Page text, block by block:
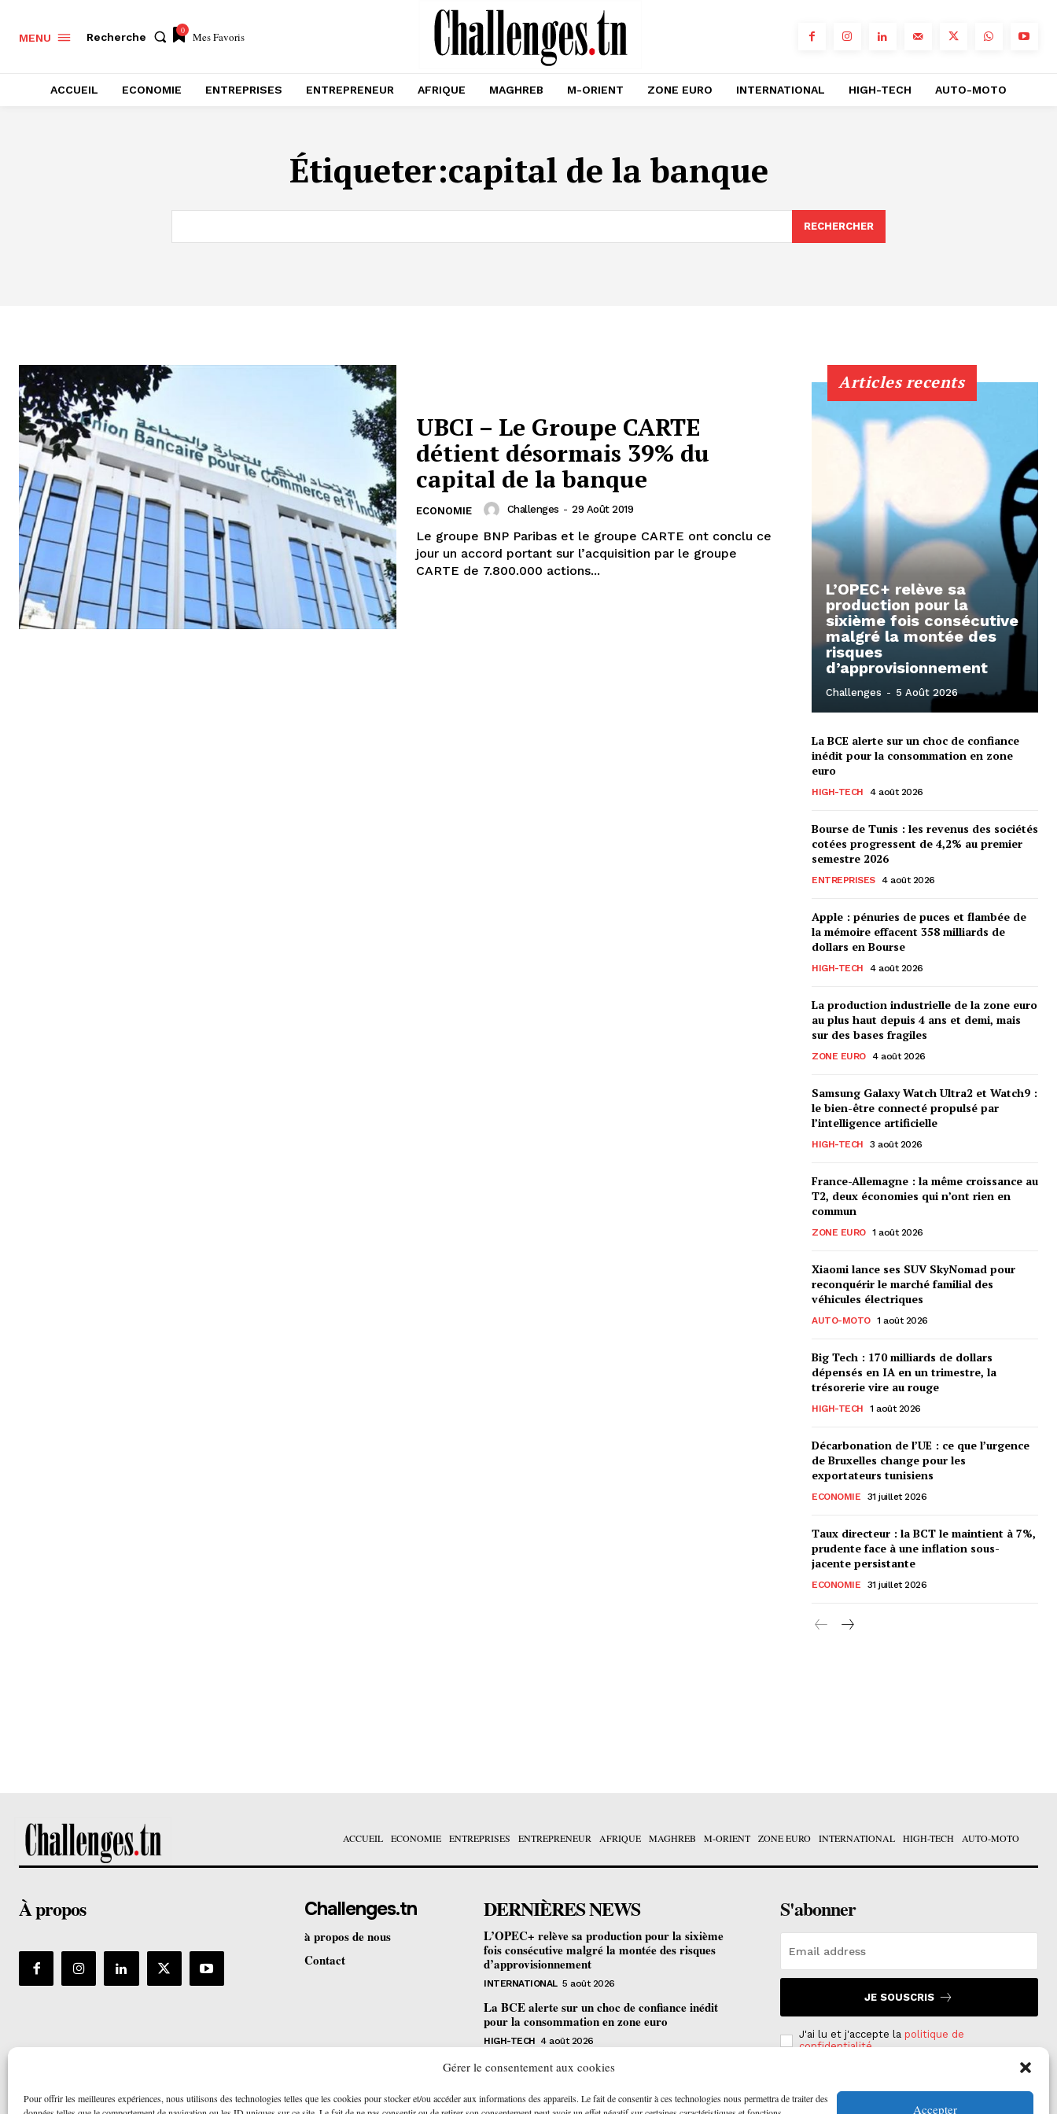
Gérer le consentement aux cookies
Pour offrir les meilleures expériences, nous utilisons des technologies telles que les cookies pour stocker et/ou accéder aux informations des appareils. Le fait de consentir à ces technologies nous permettra de traiter des
Accepter
MENU Recherche
0 Mes Favoris
ACCUEIL ECONOMIE ENTREPRISES ENTREPRENEUR AFRIQUE MAGHREB M-ORIENT ZONE EURO INTERNATIONAL HIGH-TECH AUTO-MOTO
Étiqueter:capital de la banque
RECHERCHER
UBCI – Le Groupe CARTE
détient désormais 39% du
capital de la banque
ECONOMIE Challenges - 29 Août 2019
Le groupe BNP Paribas et le groupe CARTE ont conclu ce
jour un accord portant sur l’acquisition par le groupe
CARTE de 7.800.000 actions...
Articles recents
L’OPEC+ relève sa
production pour la
sixième fois consécutive
malgré la montée des
risques
d’approvisionnement
Challenges - 5 Août 2026
La BCE alerte sur un choc de confiance
inédit pour la consommation en zone
euro
HIGH-TECH 4 août 2026
Bourse de Tunis : les revenus des sociétés
cotées progressent de 4,2% au premier
semestre 2026
ENTREPRISES 4 août 2026
Apple : pénuries de puces et flambée de
la mémoire effacent 358 milliards de
dollars en Bourse
HIGH-TECH 4 août 2026
La production industrielle de la zone euro
au plus haut depuis 4 ans et demi, mais
sur des bases fragiles
ZONE EURO 4 août 2026
Samsung Galaxy Watch Ultra2 et Watch9 :
le bien-être connecté propulsé par
l’intelligence artificielle
HIGH-TECH 3 août 2026
France-Allemagne : la même croissance au
T2, deux économies qui n’ont rien en
commun
ZONE EURO 1 août 2026
Xiaomi lance ses SUV SkyNomad pour
reconquérir le marché familial des
véhicules électriques
AUTO-MOTO 1 août 2026
Big Tech : 170 milliards de dollars
dépensés en IA en un trimestre, la
trésorerie vire au rouge
HIGH-TECH 1 août 2026
Décarbonation de l’UE : ce que l’urgence
de Bruxelles change pour les
exportateurs tunisiens
ECONOMIE 31 juillet 2026
Taux directeur : la BCT le maintient à 7%,
prudente face à une inflation sous-
jacente persistante
ECONOMIE 31 juillet 2026
ACCUEIL ECONOMIE ENTREPRISES ENTREPRENEUR AFRIQUE MAGHREB M-ORIENT ZONE EURO INTERNATIONAL HIGH-TECH AUTO-MOTO
À propos Challenges.tn
à propos de nous
Contact
DERNIÈRES NEWS
L’OPEC+ relève sa production pour la sixième
fois consécutive malgré la montée des risques
d’approvisionnement
INTERNATIONAL 5 août 2026
La BCE alerte sur un choc de confiance inédit
pour la consommation en zone euro
HIGH-TECH 4 août 2026
Bourse de Tunis : les revenus des sociétés cotées
ENTREPRISES 4 août 2026
S'abonner
JE SOUSCRIS
J'ai lu et j'accepte la politique de
confidentialité.